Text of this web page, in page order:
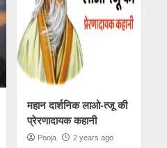
महान दार्शनिक लाओ-त्जू की
प्रेरणादायक कहानी
Pooja 2 years ago